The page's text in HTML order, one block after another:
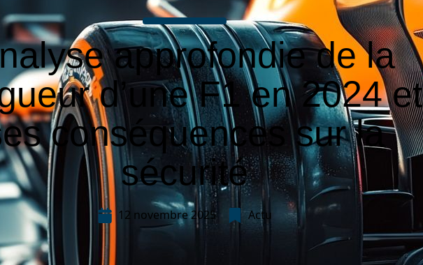
approfondie de la
d’une F1 en 2024 et
conséquences sur la
sécurité
12 novembre 2025 Actu